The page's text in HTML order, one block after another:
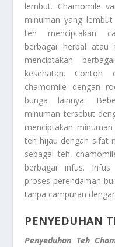
lembut. Chamomile
minuman yang
teh menciptakan
berbagai herbal atau
menciptakan
kesehatan. Contoh
chamomile dengan
bunga lainnya.
minuman tersebut
menciptakan
teh hijau dengan sifat
sebagai teh,
berbagai infus.
proses perendaman
tanpa campuran
PENYEDUHAN
Penyeduhan Teh